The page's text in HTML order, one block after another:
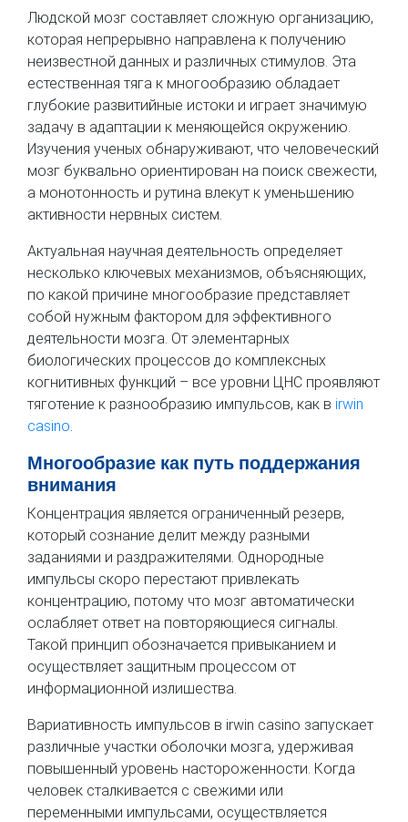
Людской мозг составляет сложную организацию,
которая непрерывно направлена к получению
неизвестной данных и различных стимулов. Эта
естественная тяга к многообразию обладает
глубокие развитийные истоки и играет значимую
задачу в адаптации к меняющейся окружению.
Изучения ученых обнаруживают, что человеческий
мозг буквально ориентирован на поиск свежести,
а монотонность и рутина влекут к уменьшению
активности нервных систем.
Актуальная научная деятельность определяет
несколько ключевых механизмов, объясняющих,
по какой причине многообразие представляет
собой нужным фактором для эффективного
деятельности мозга. От элементарных
биологических процессов до комплексных
когнитивных функций – все уровни ЦНС проявляют
тяготение к разнообразию импульсов, как в irwin
casino.
Многообразие как путь поддержания
внимания
Концентрация является ограниченный резерв,
который сознание делит между разными
заданиями и раздражителями. Однородные
импульсы скоро перестают привлекать
концентрацию, потому что мозг автоматически
ослабляет ответ на повторяющиеся сигналы.
Такой принцип обозначается привыканием и
осуществляет защитным процессом от
информационной излишества.
Вариативность импульсов в irwin casino запускает
различные участки оболочки мозга, удерживая
повышенный уровень настороженности. Когда
человек сталкивается с свежими или
переменными импульсами, осуществляется